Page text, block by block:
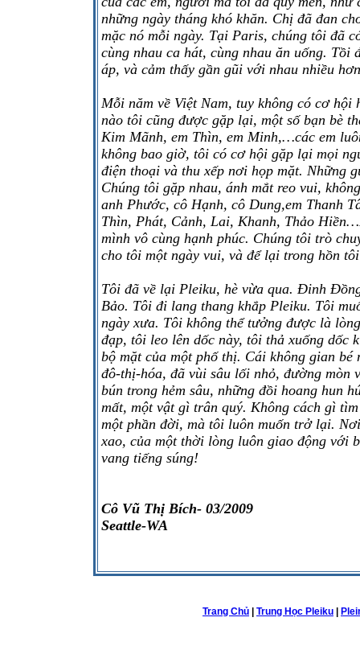
những ngày tháng khó khăn. Chị đã đan
mặc nó mỗi ngày. Tại Paris, chúng tôi đã
cùng nhau ca hát, cùng nhau ăn uống. Tồi
áp, và cảm thấy gần gũi với nhau nhiều
Mỗi năm về Việt Nam, tuy không có cơ
nào tôi cũng được gặp lại, một số bạn bè
Kim Mãnh, em Thìn, em Minh,…các em
không bao giờ, tôi có cơ hội gặp lại mọi
điện thoại và thu xếp nơi họp mặt. Những
Chúng tôi gặp nhau, ánh mắt reo vui,
anh Phước, cô Hạnh, cô Dung,em Thanh
Thìn, Phát, Cảnh, Lai, Khanh, Thảo
mình vô cùng hạnh phúc. Chúng tôi trò
cho tôi một ngày vui, và để lại trong hồn
Tôi đã về lại Pleiku, hè vừa qua. Đinh
Bảo. Tôi đi lang thang khắp Pleiku. Tôi
ngày xưa. Tôi không thể tưởng được là
đạp, tôi leo lên dốc này, tôi thả xuống dốc
bộ mặt của một phố thị. Cái không gian
đô-thị-hóa, đã vùi sâu lối nhỏ, đường mòn
bún trong hẻm sâu, những đồi hoang hun
mất, một vật gì trân quý. Không cách gì
một phần đời, mà tôi luôn muốn trở lại.
xao, của một thời lòng luôn giao động với
vang tiếng súng!
Cô Vũ Thị Bích- 03/2009
Seattle-WA
Trang Chủ Trung Học Pleiku